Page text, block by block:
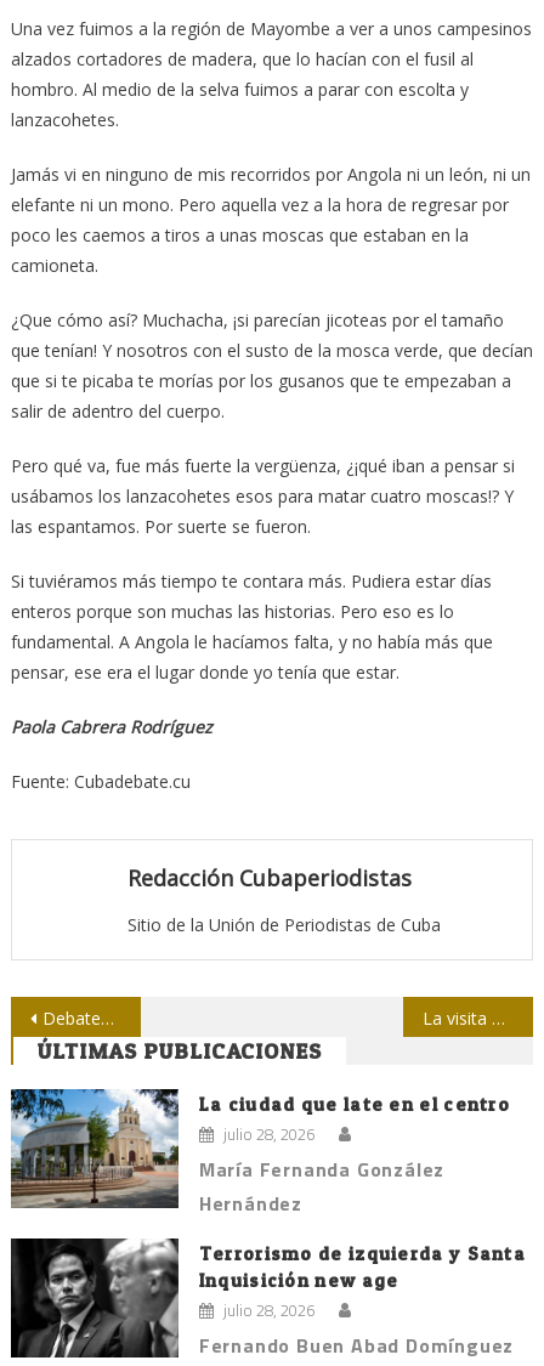
Una vez fuimos a la región de Mayombe a ver a unos campesinos
alzados cortadores de madera, que lo hacían con el fusil al
hombro. Al medio de la selva fuimos a parar con escolta y
lanzacohetes.
Jamás vi en ninguno de mis recorridos por Angola ni un león, ni un
elefante ni un mono. Pero aquella vez a la hora de regresar por
poco les caemos a tiros a unas moscas que estaban en la
camioneta.
¿Que cómo así? Muchacha, ¡si parecían jicoteas por el tamaño
que tenían! Y nosotros con el susto de la mosca verde, que decían
que si te picaba te morías por los gusanos que te empezaban a
salir de adentro del cuerpo.
Pero qué va, fue más fuerte la vergüenza, ¿¡qué iban a pensar si
usábamos los lanzacohetes esos para matar cuatro moscas!? Y
las espantamos. Por suerte se fueron.
Si tuviéramos más tiempo te contara más. Pudiera estar días
enteros porque son muchas las historias. Pero eso es lo
fundamental. A Angola le hacíamos falta, y no había más que
pensar, ese era el lugar donde yo tenía que estar.
Paola Cabrera Rodríguez
Fuente: Cubadebate.cu
Redacción Cubaperiodistas
Sitio de la Unión de Periodistas de Cuba
Navegación
de
entradas
Debaten en Holguín sobre retos del periodismo joven La visita de Raúl Castro a México
ÚLTIMAS PUBLICACIONES
La ciudad que late en el centro
julio 28, 2026
María Fernanda González
Hernández
Terrorismo de izquierda y Santa
Inquisición new age
julio 28, 2026
Fernando Buen Abad Domínguez